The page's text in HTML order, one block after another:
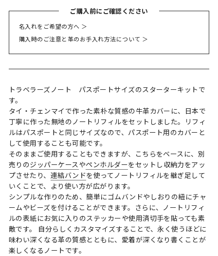
名入れをご希望の方へ ＞
購入時のご注意と革のお手入れ方法について ＞
トラベラーズノート パスポートサイズのスターターキットで
す。
タイ・チェンマイで作った素朴な質感の牛革カバーに、日本で
丁寧に作った無地のノートリフィルをセットしました。リフィ
ルはパスポートと同じサイズなので、パスポート用のカバーと
して使用することも可能です。
そのままご使用することもできますが、こちらをベースに、別
売りのジッパーケースやペンホルダーをセットし収納力をアッ
プさせたり、 連結バンドを使ってノートリフィルを継ぎ足して
いくことで、より使い方が広がります。
シンプルな作りのため、簡単にゴムバンドやしおりの紐にチャ
ームやビーズを付けることができます。さらに、ノートリフィ
ルの表紙にお気に入りのステッカーや使用済切手を貼っても素
敵です。 自分らしくカスタマイズすることで、永く使うほどに
味わい深くなる革の質感とともに、愛着が深くなり書くことが
楽しくなるノートです。